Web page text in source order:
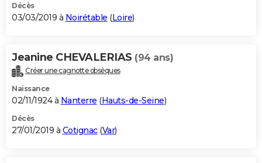
Décès
03/03/2019 à Noirétable (Loire)
Jeanine CHEVALERIAS (94 ans)
Créer une cagnotte obsèques
Naissance
02/11/1924 à Nanterre (Hauts-de-Seine)
Décès
27/01/2019 à Cotignac(Var)